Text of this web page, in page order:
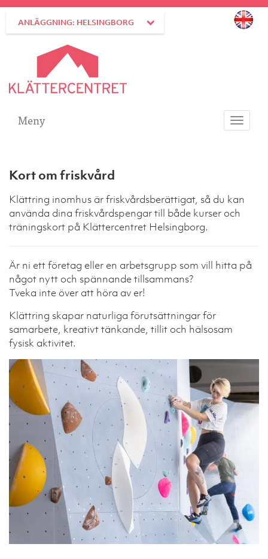
ANLÄGGNING: HELSINGBORG
Toggle
Meny
Kort om friskvård
Klättring inomhus är friskvårdsberättigat, så du kan
använda dina friskvårdspengar till både kurser och
träningskort på Klättercentret Helsingborg.
Är ni ett företag eller en arbetsgrupp som vill hitta på
något nytt och spännande tillsammans?
Tveka inte över att höra av er!
Klättring skapar naturliga förutsättningar för
samarbete, kreativt tänkande, tillit och hälsosam
fysisk aktivitet.